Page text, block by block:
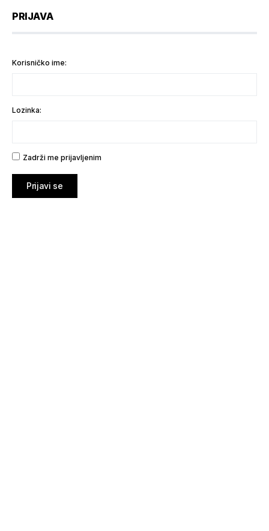
PRIJAVA
Korisničko ime:
Lozinka:
Zadrži me prijavljenim
Prijavi se